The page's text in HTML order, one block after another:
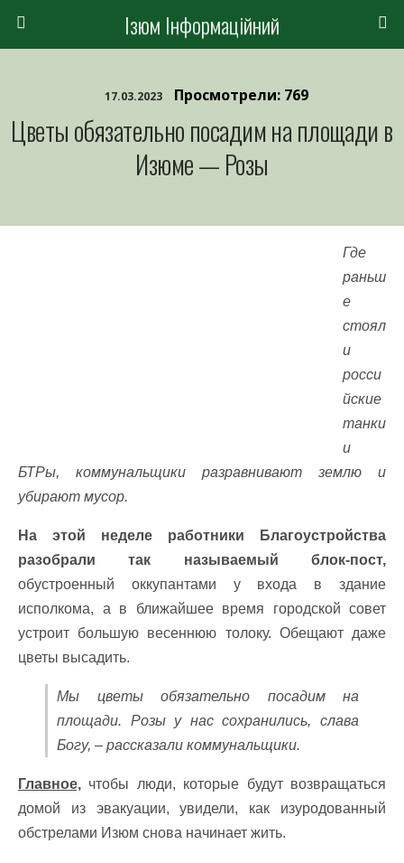
Ізюм Інформаційний
17.03.2023 Просмотрели: 769
Цветы обязательно посадим на площади в
Изюме — Розы
Где
раньш
е
стоял
и
росси
йские
танки
и
БТРы, коммунальщики разравнивают землю и
убирают мусор.
На этой неделе работники Благоустройства
разобрали так называемый блок-пост,
обустроенный оккупантами у входа в здание
исполкома, а в ближайшее время городской совет
устроит большую весеннюю толоку. Обещают даже
цветы высадить.
Мы цветы обязательно посадим на
площади. Розы у нас сохранились, слава
Богу, – рассказали коммунальщики.
Главное, чтобы люди, которые будут возвращаться
домой из эвакуации, увидели, как изуродованный
обстрелами Изюм снова начинает жить.